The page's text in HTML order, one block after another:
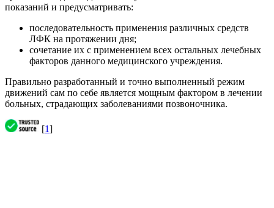
показаний и предусматривать:
последовательность применения различных средств
ЛФК на протяжении дня;
сочетание их с применением всех остальных лечебных
факторов данного медицинского учреждения.
Правильно разработанный и точно выполненный режим
движений сам по себе является мощным фактором в лечении
больных, страдающих заболеваниями позвоночника.
[1]